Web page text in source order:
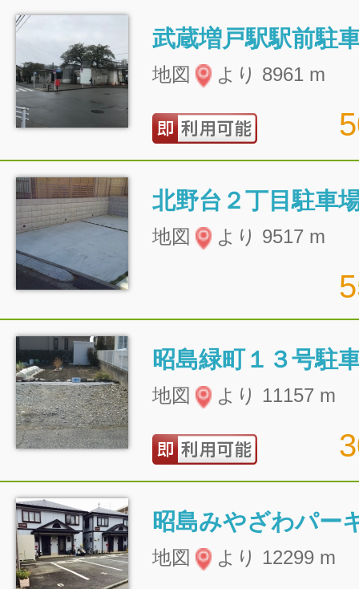
武蔵増戸駅駅前駐
地図 より 8961 m
北野台２丁目駐車
地図 より 9517 m
昭島緑町１３号駐
地図 より 11157 m
昭島みやざわパー
地図 より 12299 m